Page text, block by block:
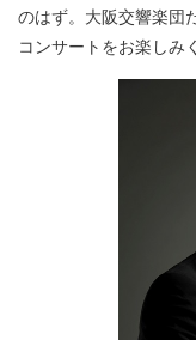
のはず。大阪交響楽団
コンサートをお楽しみ